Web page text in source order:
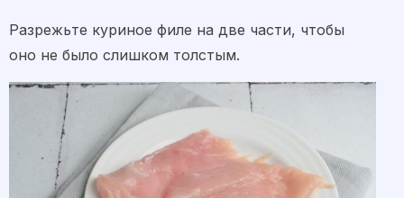
Разрежьте куриное филе на две части, чтобы
оно не было слишком толстым.